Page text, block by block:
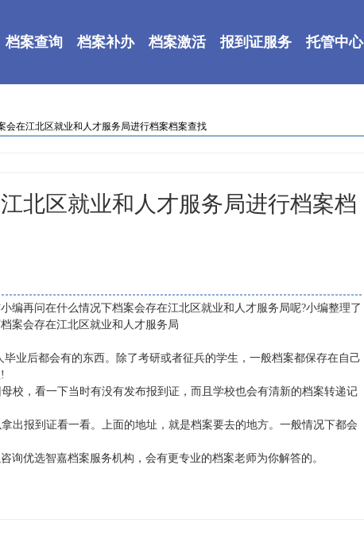
档案查询 档案补办 档案激活 报到证服务 托管中心
会在江北区就业和人才服务局进行档案档案查找
北区就业和人才服务局进行档案档
再问在什么情况下档案会存在江北区就业和人才服务局呢?小编整理了
案会存在江北区就业和人才服务局
后都会有的东西。除了考研或者征兵的学生，一般档案都保存在自己
，看一下当时有没有发布报到证，而且学校也会有清新的档案转递记
报到证看一看。上面的地址，就是档案要去的地方。一般情况下都会
优选智嘉档案服务机构，会有更专业的档案老师为你解答的。